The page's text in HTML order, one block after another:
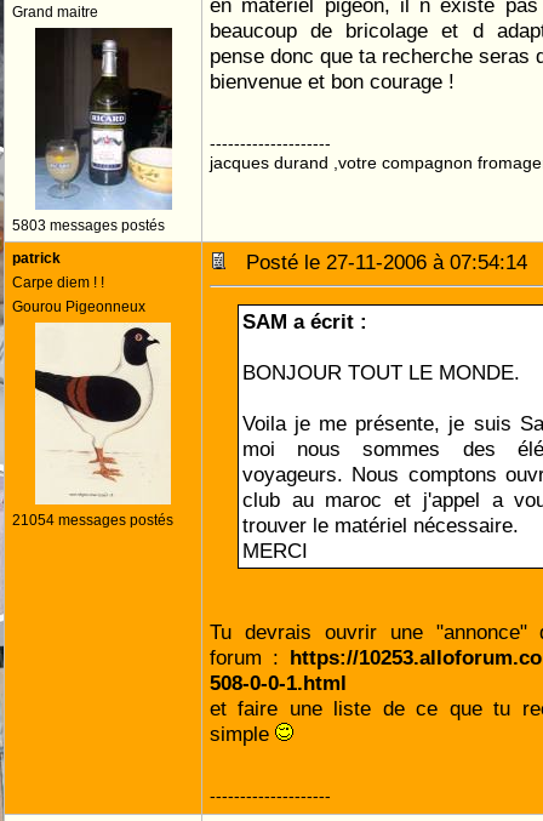
Grand maitre
5803 messages postés
en materiel pigeon, il n existe
beaucoup de bricolage et d
pense donc que ta recherche seras
bienvenue et bon courage !
--------------------
jacques durand ,votre compagnon
patrick
Carpe diem ! !
Gourou Pigeonneux
21054 messages postés
Posté le 27-11-2006 à
SAM a écrit :
BONJOUR TOUT LE MONDE.
Voila je me présente, je suis
moi nous sommes des
voyageurs. Nous comptons
club au maroc et j'appel a
trouver le matériel nécessaire.
MERCI
Tu devrais ouvrir une "annonce"
forum : https://
508-0-0-1.html
et faire une liste de ce que tu
simple
--------------------